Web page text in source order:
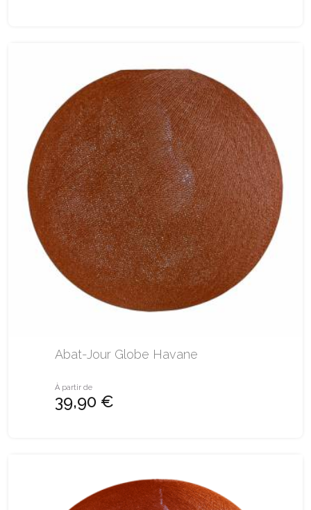
Abat-Jour Globe Havane
À partir de
39,90 €